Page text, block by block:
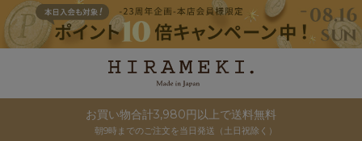
お買い物合計3,980円以上で送料無料
朝9時までのご注文を当日発送（土日祝除く）